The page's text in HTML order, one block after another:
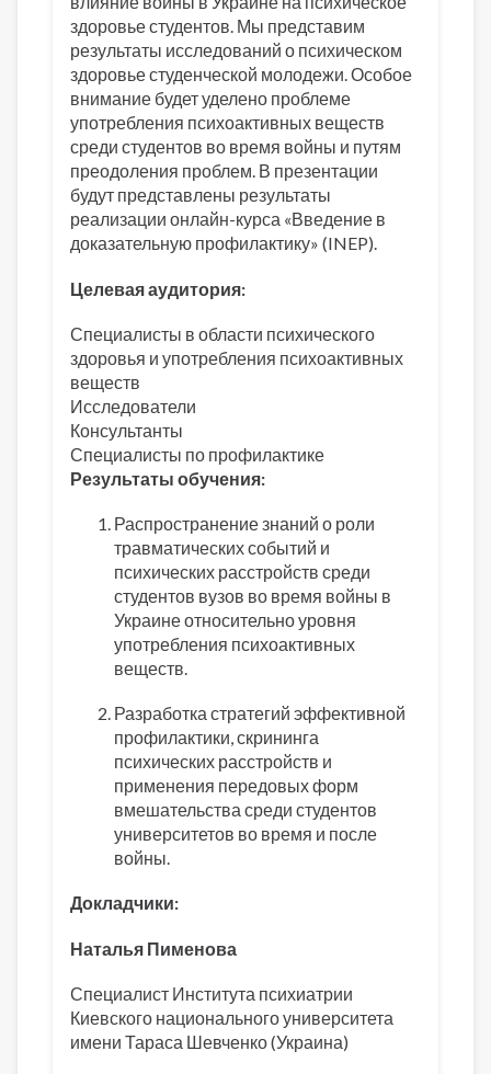
здоровье студентов. Мы представим
результаты исследований о психическом
здоровье студенческой молодежи. Особое
внимание будет уделено проблеме
употребления психоактивных веществ
среди студентов во время войны и путям
преодоления проблем. В презентации
будут представлены результаты
реализации онлайн-курса «Введение в
доказательную профилактику» (INEP).
Целевая аудитория:
Специалисты в области психического
здоровья и употребления психоактивных
веществ
Исследователи
Консультанты
Специалисты по профилактике
Результаты обучения:
Распространение знаний о роли
травматических событий и
психических расстройств среди
студентов вузов во время войны в
Украине относительно уровня
употребления психоактивных
веществ.
Разработка стратегий эффективной
профилактики, скрининга
психических расстройств и
применения передовых форм
вмешательства среди студентов
университетов во время и после
войны.
Докладчики:
Наталья Пименова
Специалист Института психиатрии
Киевского национального университета
имени Тараса Шевченко (Украина)